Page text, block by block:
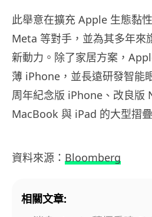
此舉意在擴充 Apple 生態黏
Meta 等對手，並為其多年來
新動力。除了家居方案，
薄 iPhone，並長遠研發智能
周年紀念版 iPhone、改良版
MacBook 與 iPad 的大型摺
資料來源： Bloomberg
相關文章: